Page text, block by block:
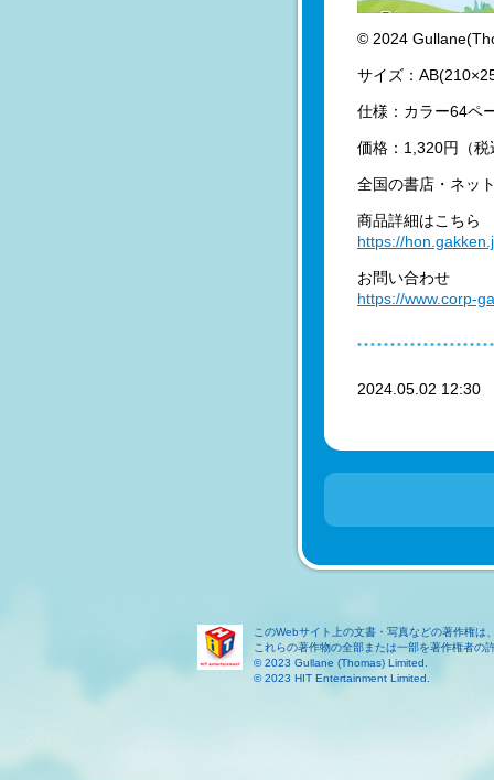
© 2024
サイズ：
仕様：カラー64ペ
価格：1,320円（税
全国の書店・ネッ
商品詳細はこちら
https://
お問い合わせ
https://www.corp-
2024.05.02
このWebサイト上の文書・写真などの著作権は
これらの著作物の全部または一部を著作権者の
© 2023 Gullane (Thomas) Limited.
© 2023 HIT Entertainment Limited.